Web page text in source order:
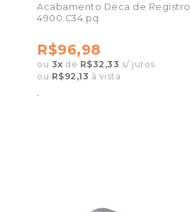
Acabamento Deca de Registro
4900.C34.pq
R$96,98
ou 3x de R$32,33 s/ juros
ou R$92,13 à vista